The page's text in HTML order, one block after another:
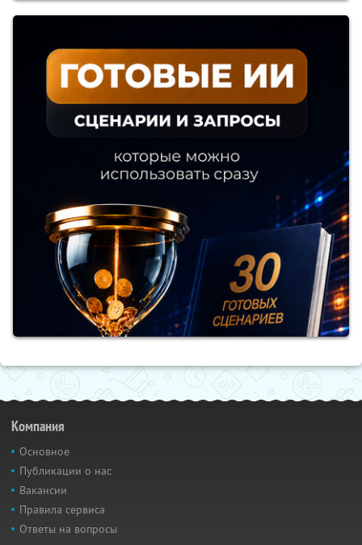
Компания
Основное
Публикации о нас
Вакансии
Правила сервиса
Ответы на вопросы